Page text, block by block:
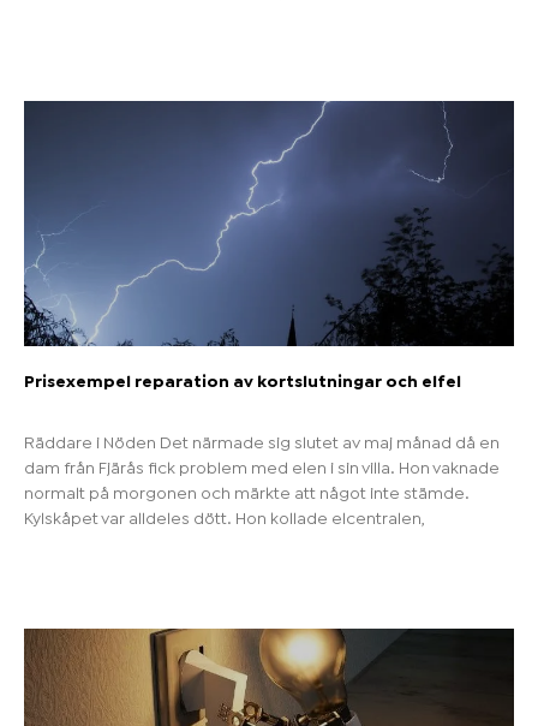
Prisexempel reparation av kortslutningar och elfel
Räddare i Nöden Det närmade sig slutet av maj månad då en
dam från Fjärås fick problem med elen i sin villa. Hon vaknade
normalt på morgonen och märkte att något inte stämde.
Kylskåpet var alldeles dött. Hon kollade elcentralen,